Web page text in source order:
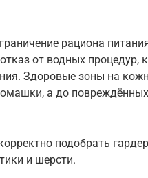
рациона
от водных процедур,
Здоровые зоны на
а до
подобрать
и шерсти.